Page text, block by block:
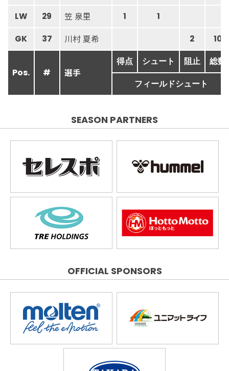
LW 29 笠 泉里 1 1
GK 37 川村 夏希 2 10
Pos. # 選手
得点 シュート 阻止 総数
フィールドシュート
SEASON PARTNERS
OFFICIAL SPONSORS